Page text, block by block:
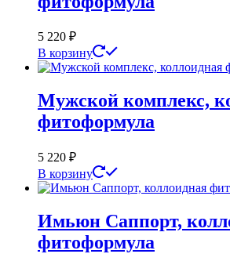
5 220 ₽
В корзину
Мужской комплекс,
фитоформула
5 220 ₽
В корзину
Имьюн Саппорт,
фитоформула